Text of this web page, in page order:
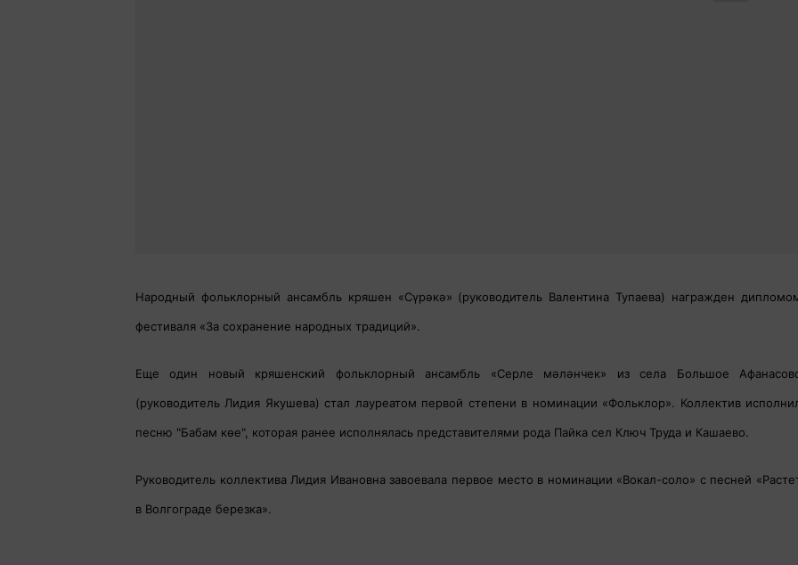
Народный фольклорный ансамбль кряшен «Сүрәкә» (руководитель Валентина Тупаева) награжден
фестиваля «За сохранение народных традиций».
Еще один новый кряшенский фольклорный ансамбль «Серле мәләнчек» из села Большое
(руководитель Лидия Якушева) стал лауреатом первой степени в номинации «Фольклор». Коллектив
песню "Бабам көе", которая ранее исполнялась представителями рода Пайка сел Ключ Труда и Кашаево.
Руководитель коллектива Лидия Ивановна завоевала первое место в номинации «Вокал-соло» с песней
в Волгограде березка».